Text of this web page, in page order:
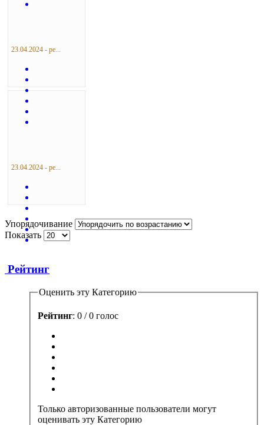
23.04.2024 - ре...
23.04.2024 - ре...
Упорядочивание
Показать
Рейтинг
Оценить эту Категорию
Рейтинг: 0 / 0 голос
Только авторизованные пользователи могут
оценивать эту Категорию